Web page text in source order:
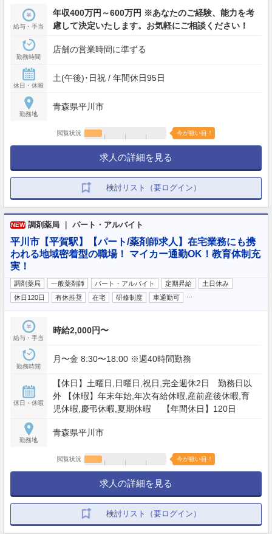
給与・手当
年収400万円～600万円 ※あなたのご経験、能力を考
慮して決定いたします。お気軽にご相談ください！
勤務時間
店舗の営業時間に準ずる
休日・休暇
土(午後)･日祝 / 年間休日95日
勤務地
青森県平川市
閲覧状況 今が狙い目！
求人の詳細を見る
検討リスト（要ログイン）
NEW 調剤薬局 ｜ パート・アルバイト
平川市【平賀駅】【パート/薬剤師求人】在宅業務にも携
われる地域密着型の職場！ マイカー通勤OK！教育体制充
実！
調剤薬局 一般薬剤師 パート・アルバイト 定期昇給
土日休み
休日120日
有休推奨 在宅 研修制度 車通勤可
給与・手当
時給2,000円〜
勤務時間
月〜金 8:30〜18:00 ※週40時間勤務
休日・休暇
【休日】土曜日,日曜日,祝日,完全週休2日 勤務日以
外 【休暇】年末年始,年次有給休暇,産前産後休暇,育
児休暇,慶弔休暇,夏期休暇 【年間休日】120日
勤務地
青森県平川市
閲覧状況 今が狙い目！
求人の詳細を見る
検討リスト（要ログイン）